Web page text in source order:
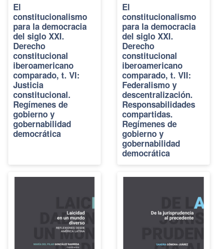
El
constitucionalismo
para la democracia
del siglo XXI.
Derecho
constitucional
iberoamericano
comparado, t. VI:
Justicia
constitucional.
Regímenes de
gobierno y
gobernabilidad
democrática
El
constitucionalismo
para la democracia
del siglo XXI.
Derecho
constitucional
iberoamericano
comparado, t. VII:
Federalismo y
descentralización.
Responsabilidades
compartidas.
Regímenes de
gobierno y
gobernabilidad
democrática